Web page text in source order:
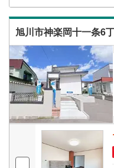
旭川市神楽岡十一条6